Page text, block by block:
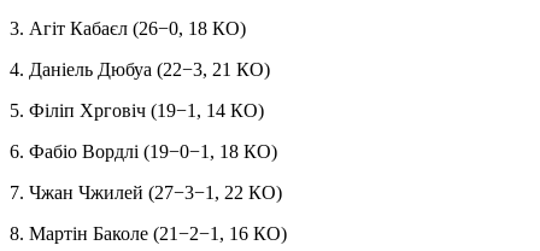
3. Агіт Кабаєл (26−0, 18 КО)
4. Даніель Дюбуа (22−3, 21 КО)
5. Філіп Хрговіч (19−1, 14 КО)
6. Фабіо Вордлі (19−0−1, 18 КО)
7. Чжан Чжилей (27−3−1, 22 КО)
8. Мартін Баколе (21−2−1, 16 КО)